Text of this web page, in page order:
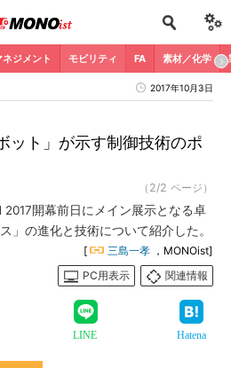
ジメント モビリティ FA 素材／化学
2017年10月3日
ット」が示す制御技術のポ
（2/2 ページ）
2017開幕前日にメイン展示となる卓
」の進化と技術について紹介した。
[ 三島一孝 ，MONOist]
PC用表示
関連情報
LINE Hatena